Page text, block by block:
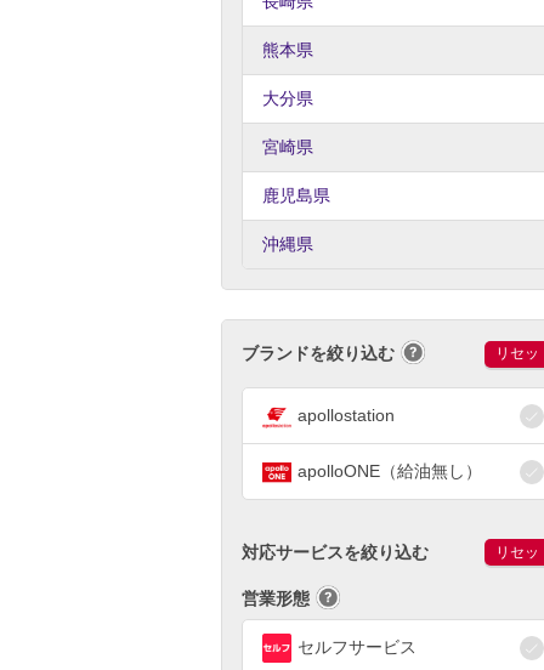
熊本県
大分県
宮崎県
鹿児島県
沖縄県
ブランドを絞り込む リセッ
apollostation
apolloONE（給油無し）
対応サービスを絞り込む リセッ
営業形態
セルフサービス